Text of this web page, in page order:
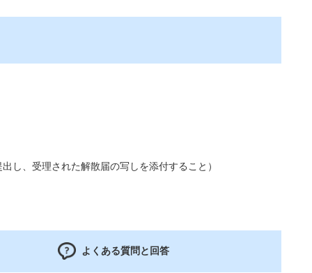
し、受理された解散届の写しを添付すること）
よくある質問と回答